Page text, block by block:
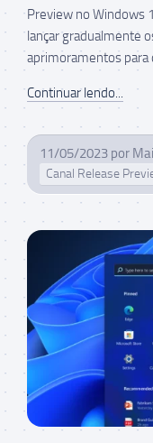
Preview no Windows
lançar gradualmente
aprimoramentos para
Continuar lendo...
11/05/2023 por
Canal Release